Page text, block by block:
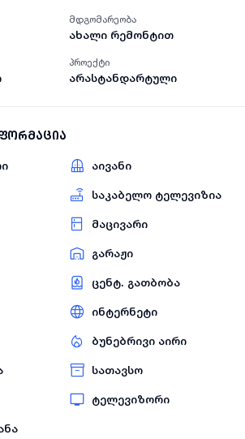
მდგომარეობა
ახალი რემონტით
პროექტი
არასტანდარტული
აივანი
საკაბელო ტელევიზია
მაცივარი
გარაჟი
ცენტ. გათბობა
ინტერნეტი
ბუნებრივი აირი
სათავსო
ტელევიზორი